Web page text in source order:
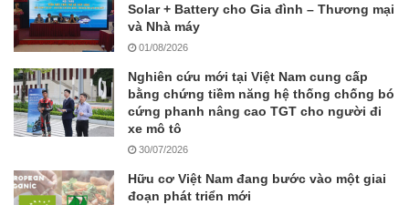
Solar + Battery cho Gia đình – Thương mại
và Nhà máy
01/08/2026
Nghiên cứu mới tại Việt Nam cung cấp
bằng chứng tiềm năng hệ thống chống bó
cứng phanh nâng cao TGT cho người đi
xe mô tô
30/07/2026
Hữu cơ Việt Nam đang bước vào một giai
đoạn phát triển mới